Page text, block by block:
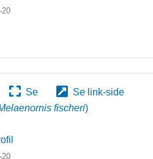
20
Se
Se link-side
fischeri)
20